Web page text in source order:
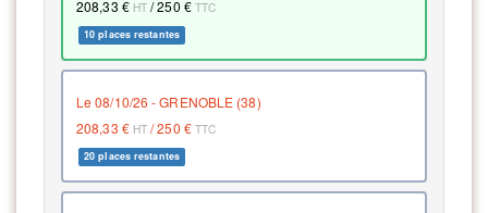
208,33 € HT /250 € TTC
10 places restantes
le 08/10/26 - GRENOBLE (38)
208,33 € HT /250 € TTC
20 places restantes